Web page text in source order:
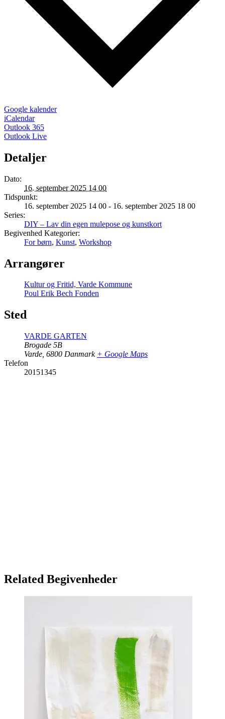
Google kalender
iCalendar
Outlook 365
Outlook Live
Detaljer
Dato:
16. september 2025 14 00
Tidspunkt:
16. september 2025 14 00 - 16. september 2025 18 00
Series:
DIY – Lav din egen mulepose og kunstkort
Begivenhed Kategorier:
For børn, Kunst, Workshop
Arrangører
Kultur og Fritid, Varde Kommune
Poul Erik Bech Fonden
Sted
VARDE GARTEN
Brogade 5B
Varde 6800 Danmark + Google Maps
Telefon
20151345
Related Begivenheder